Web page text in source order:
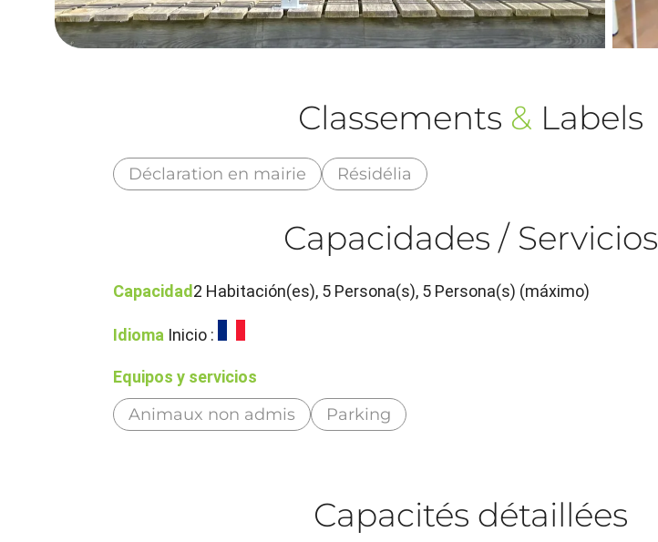
Classements & Labels
Déclaration en mairie Résidélia
Capacidades / Servicios
Capacidad2 Habitación(es), 5 Persona(s), 5 Persona(s) (máximo)
Idioma Inicio :
Equipos y servicios
Animaux non admis Parking
Capacités détaillées